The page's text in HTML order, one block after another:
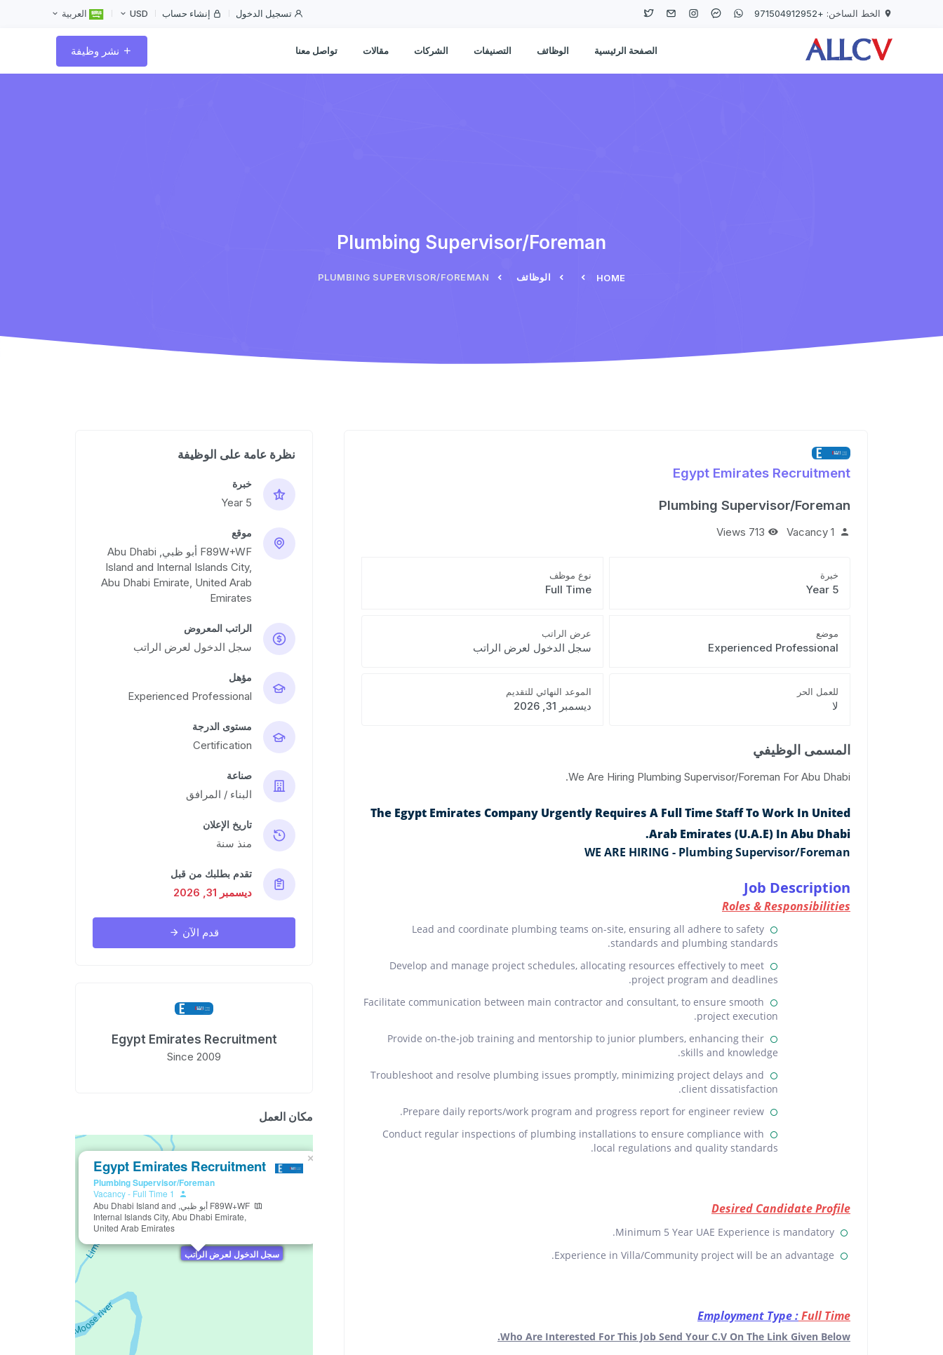
Skip to main contentالخط الساخن: +971504912952 تسجيل الدخول إنشاء حساب USD
الصفحة الرئيسية الوظائف التصنيفات الشركات مقالات تواصل معنا نشر وظيفة
Plumbing Supervisor/Foreman
HOME الوظائف PLUMBING SUPERVISOR/FOREMAN
Egypt Emirates Recruitment
Plumbing Supervisor/Foreman
1 Vacancy
713 Views
خبرة
5 Year
نوع موظف
Full Time
موضع
Experienced Professional
عرض الراتب
سجل الدخول لعرض الراتب
للعمل الحر
لا
الموعد النهائي للتقديم
ديسمبر 31, 2026
المسمى الوظيفي
We Are Hiring Plumbing Supervisor/Foreman For Abu Dhabi.
The Egypt Emirates Company Urgently Requires A Full Time Staff To Work In United
Arab Emirates (U.A.E) In Abu Dhabi.
WE ARE HIRING - Plumbing Supervisor/Foreman
Job Description
Roles & Responsibilities
Lead and coordinate plumbing teams on-site, ensuring all adhere to safety
standards and plumbing standards.
Develop and manage project schedules, allocating resources effectively to meet
project program and deadlines.
Facilitate communication between main contractor and consultant, to ensure smooth
project execution.
Provide on-the-job training and mentorship to junior plumbers, enhancing their
skills and knowledge.
Troubleshoot and resolve plumbing issues promptly, minimizing project delays and
client dissatisfaction.
Prepare daily reports/work program and progress report for engineer review.
Conduct regular inspections of plumbing installations to ensure compliance with
local regulations and quality standards.
Desired Candidate Profile
Minimum 5 Year UAE Experience is mandatory.
Experience in Villa/Community project will be an advantage.
Employment Type :Full Time
Who Are Interested For This Job Send Your C.V On The Link Given Below.
نظرة عامة على الوظيفة
خبرة
5 Year
موقع
F89W+WF أبو ظبي, Abu Dhabi
Island and Internal Islands City,
Abu Dhabi Emirate, United Arab
Emirates
الراتب المعروض
سجل الدخول لعرض الراتب
مؤهل
Experienced Professional
مستوى الدرجة
Certification
صناعة
البناء / المرافق
تاريخ الإعلان
منذ سنة
تقدم بطلبك من قبل
ديسمبر 31, 2026
قدم الآن
Egypt Emirates Recruitment
Since 2009
مكان العمل
سجل الدخول لعرض الراتب
Egypt Emirates Recruitment
Plumbing Supervisor/Foreman
1 Vacancy
- Full Time
F89W+WF أبو ظبي, Abu Dhabi Island and
Internal Islands City, Abu Dhabi Emirate,
United Arab Emirates
×